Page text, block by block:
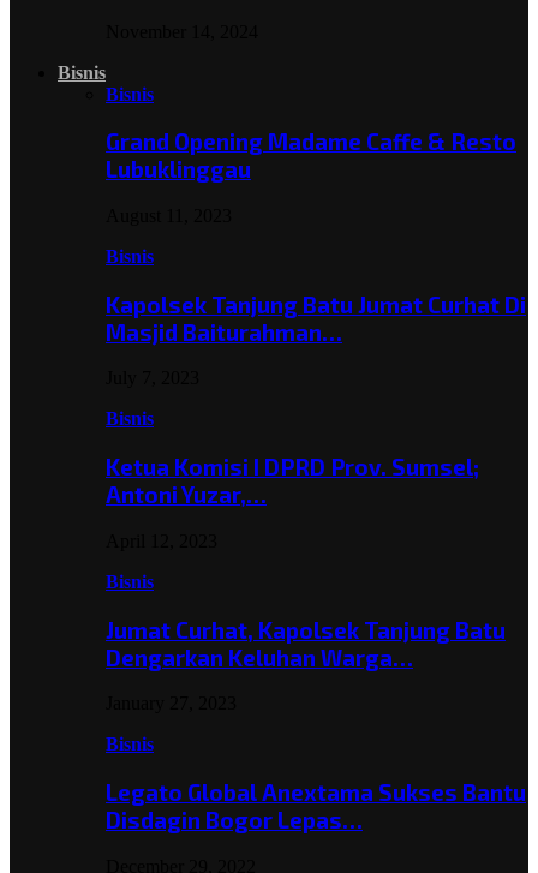
Bisnis
Bisnis
Grand Opening Madame Caffe & Resto
Lubuklinggau
Bisnis
Kapolsek Tanjung Batu Jumat Curhat Di
Masjid Baiturahman…
Bisnis
Ketua Komisi I DPRD Prov. Sumsel;
Antoni Yuzar,…
Bisnis
Jumat Curhat, Kapolsek Tanjung Batu
Dengarkan Keluhan Warga…
Bisnis
Legato Global Anextama Sukses Bantu
Disdagin Bogor Lepas…